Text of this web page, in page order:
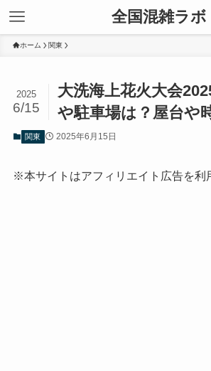
全国混雑ラボ
ホーム 関東
大洗海上花火大会
や駐車場は？屋台や
2025
6/15
関東 2025年6月15日
※本サイトはアフィリエイト広告を利